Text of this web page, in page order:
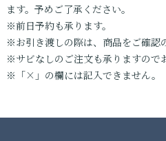
ます。予めご了承ください。
※前日予約も承ります。
※お引き渡しの際は、商品をご確認
※サビなしのご注文も承りますので
※「×」の欄には記入できません。